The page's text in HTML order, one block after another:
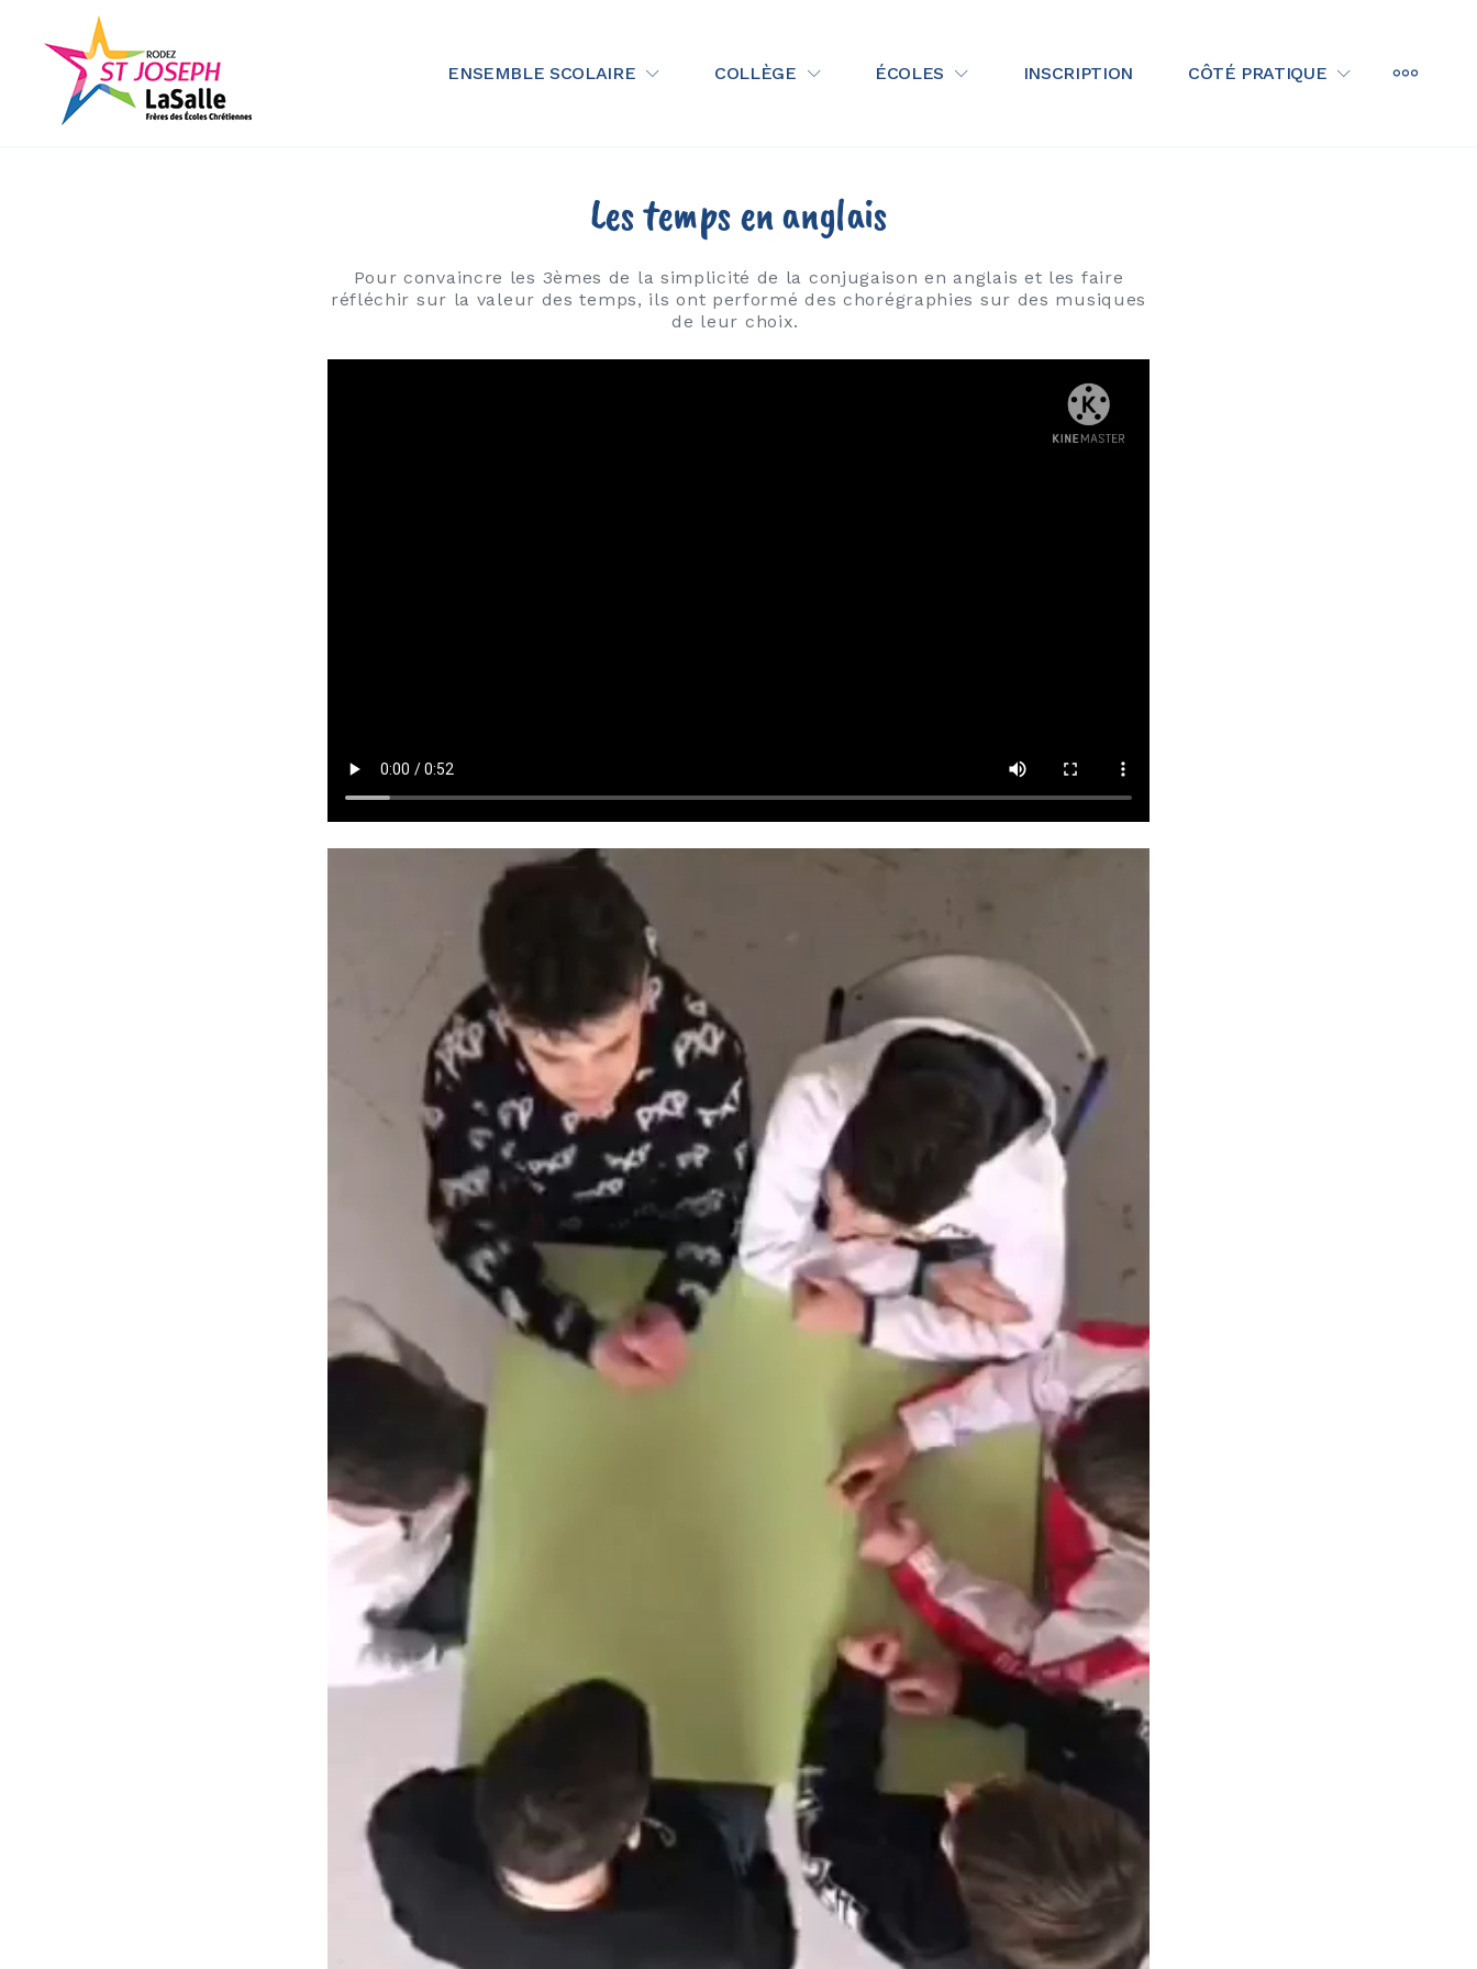
contentEnsemble Scolaire St Joseph La Salle Rodez
ENSEMBLE SCOLAIRE COLLÈGE ÉCOLES INSCRIPTION CÔTÉ PRATIQUE MORE
Les temps en anglais
Pour convaincre les 3èmes de la simplicité de la conjugaison en anglais et les faire
réfléchir sur la valeur des temps, ils ont performé des chorégraphies sur des musiques
de leur choix.